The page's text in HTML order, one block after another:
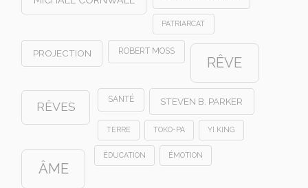
PATRIARCAT
PROJECTION ROBERT MOSS
RÊVE
RÊVES
SANTÉ STEVEN B. PARKER
TERRE TOKO-PA YI KING
ÂME
ÉDUCATION ÉMOTION